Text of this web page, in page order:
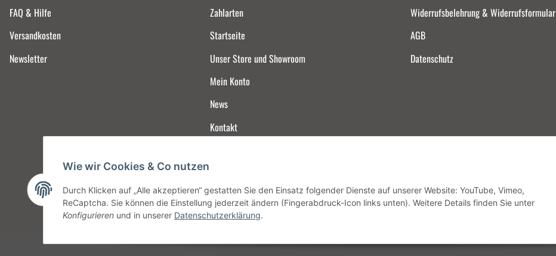
FAQ & Hilfe
Versandkosten
Newsletter
Zahlarten
Startseite
Unser Store und Showroom
Mein Konto
News
Kontakt
Widerrufsbelehrung & Widerrufsformular
AGB
Datenschutz
Vertrag widerrufen
Wie wir Cookies & Co nutzen
Durch Klicken auf „Alle akzeptieren“ gestatten Sie den Einsatz folgender Dienste auf unserer Website: YouTube, Vimeo,
ReCaptcha. Sie können die Einstellung jederzeit ändern (Fingerabdruck-Icon links unten). Weitere Details finden Sie unter
Konfigurieren und in unserer Datenschutzerklärung.